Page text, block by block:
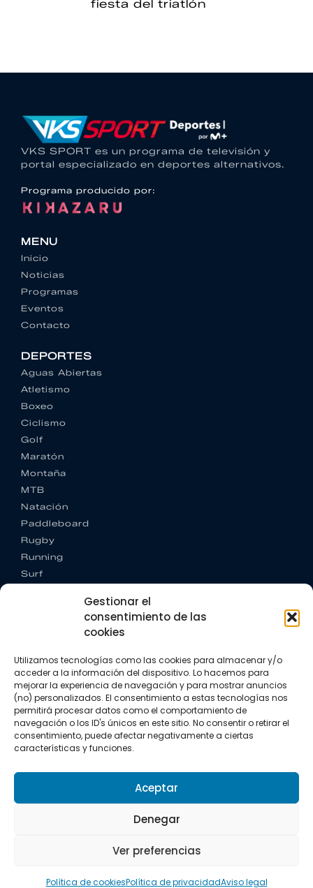
Gestionar el
consentimiento de las
cookies
Utilizamos tecnologías como las cookies para almacenar y/o
acceder a la información del dispositivo. Lo hacemos para
mejorar la experiencia de navegación y para mostrar anuncios
(no) personalizados. El consentimiento a estas tecnologías nos
permitirá procesar datos como el comportamiento de
navegación o los ID's únicos en este sitio. No consentir o retirar el
consentimiento, puede afectar negativamente a ciertas
características y funciones.
Aceptar
Denegar
Ver preferencias
Política de cookiesPolítica de privacidadAviso legal
fiesta del triatlón
VKS SPORT es un programa de televisión y
portal especializado en deportes alternativos.
Programa producido por:
MENU
Inicio
Noticias
Programas
Eventos
Contacto
DEPORTES
Aguas Abiertas
Atletismo
Boxeo
Ciclismo
Golf
Maratón
Montaña
MTB
Natación
Paddleboard
Rugby
Running
Surf
CONTACTO
+34 662 342 177
info@vkssport.com
SÍGUENOS
Política de privacidad
Política de cookies
Todos los derechos resevados.